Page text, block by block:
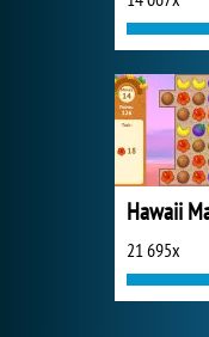
Hawaii
21 695x